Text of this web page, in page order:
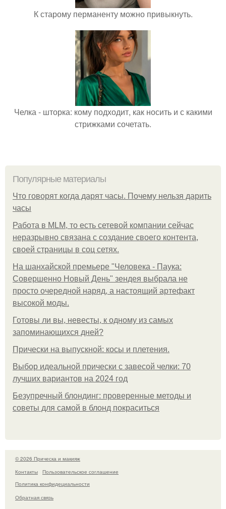
К старому перманенту можно привыкнуть.
Челка - шторка: кому подходит, как носить и с какими
стрижками сочетать.
Популярные материалы
Что говорят когда дарят часы. Почему нельзя дарить
часы
Работа в MLM, то есть сетевой компании сейчас
неразрывно связана с создание своего контента,
своей страницы в соц сетях.
На шанхайской премьере "Человека - Паука:
Совершенно Новый День" зендея выбрала не
просто очередной наряд, а настоящий артефакт
высокой моды.
Готовы ли вы, невесты, к одному из самых
запоминающихся дней?
Прически на выпускной: косы и плетения.
Выбор идеальной прически с завесой челки: 70
лучших вариантов на 2024 год
Безупречный блондинг: проверенные методы и
советы для самой в блонд покраситься
© 2026 Прическа и макияж
Контакты
Пользовательское соглашение
Политика конфидециальности
Обратная связь